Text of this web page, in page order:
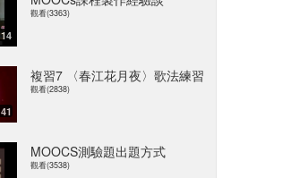
觀看(3363)
複習7 〈春江花月夜〉歌法練習
觀看(2838)
MOOCS測驗題出題方式
觀看(3538)